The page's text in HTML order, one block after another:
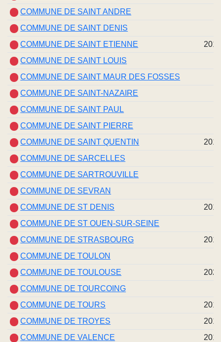
COMMUNE DE SAINT ANDRE
COMMUNE DE SAINT DENIS
COMMUNE DE SAINT ETIENNE
2014
COMMUNE DE SAINT LOUIS
COMMUNE DE SAINT MAUR DES FOSSES
COMMUNE DE SAINT-NAZAIRE
COMMUNE DE SAINT PAUL
COMMUNE DE SAINT PIERRE
COMMUNE DE SAINT QUENTIN
2019
COMMUNE DE SARCELLES
COMMUNE DE SARTROUVILLE
COMMUNE DE SEVRAN
COMMUNE DE ST DENIS
2016
COMMUNE DE ST OUEN-SUR-SEINE
COMMUNE DE STRASBOURG
2019
COMMUNE DE TOULON
COMMUNE DE TOULOUSE
2020
COMMUNE DE TOURCOING
COMMUNE DE TOURS
2019
COMMUNE DE TROYES
2016
COMMUNE DE VALENCE
2010